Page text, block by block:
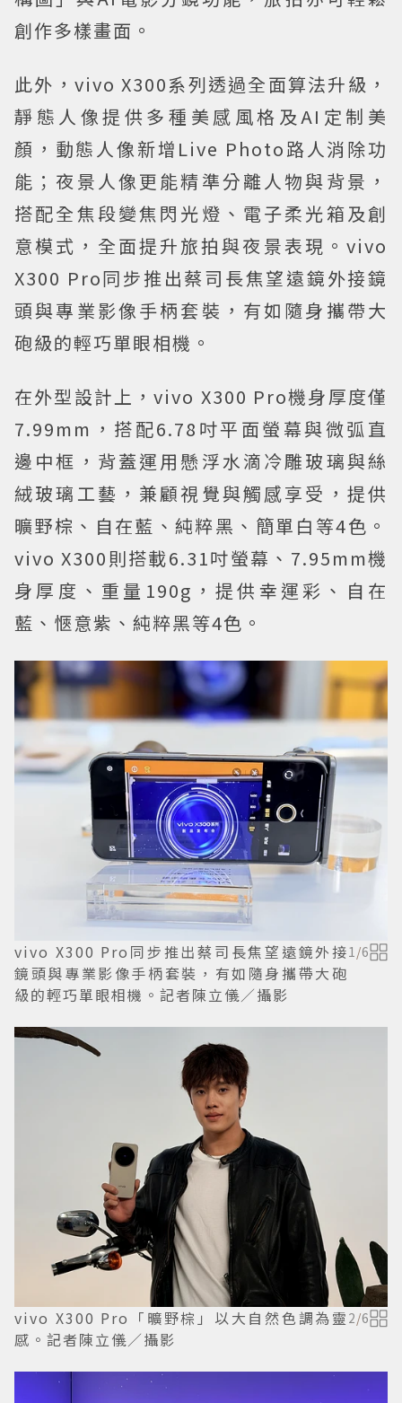
創作多樣畫面。
此外，vivo X300系列透過全面算法升級，
靜態人像提供多種美感風格及AI定制美
顏，動態人像新增Live Photo路人消除功
能；夜景人像更能精準分離人物與背景，
搭配全焦段變焦閃光燈、電子柔光箱及創
意模式，全面提升旅拍與夜景表現。vivo
X300 Pro同步推出蔡司長焦望遠鏡外接鏡
頭與專業影像手柄套裝，有如隨身攜帶大
砲級的輕巧單眼相機。
在外型設計上，vivo X300 Pro機身厚度僅
7.99mm，搭配6.78吋平面螢幕與微弧直
邊中框，背蓋運用懸浮水滴冷雕玻璃與絲
絨玻璃工藝，兼顧視覺與觸感享受，提供
曠野棕、自在藍、純粹黑、簡單白等4色。
vivo X300則搭載6.31吋螢幕、7.95mm機
身厚度、重量190g，提供幸運彩、自在
藍、愜意紫、純粹黑等4色。
vivo X300 Pro同步推出蔡司長焦望遠鏡外接
鏡頭與專業影像手柄套裝，有如隨身攜帶大砲
級的輕巧單眼相機。記者陳立儀／攝影
1/6
vivo X300 Pro「曠野棕」以大自然色調為靈
感。記者陳立儀／攝影
2/6